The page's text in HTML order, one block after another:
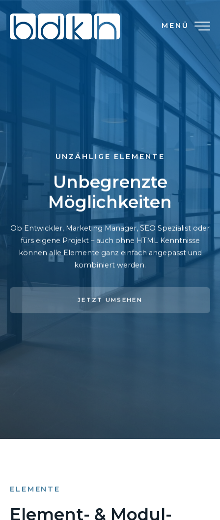
MENÜ
UNZÄHLIGE ELEMENTE
Unbegrenzte
Möglichkeiten
Ob Entwickler, Marketing Manager, SEO Spezialist oder
fürs eigene Projekt – auch ohne HTML Kenntnisse
können alle Elemente ganz einfach angepasst und
kombiniert werden.
JETZT UMSEHEN
ELEMENTE
Element- & Modul-